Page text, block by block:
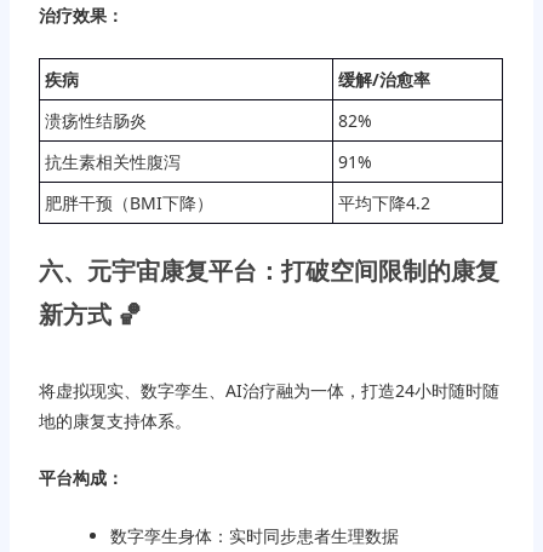
治疗效果：
疾病
缓解/治愈率
溃疡性结肠炎
82%
抗生素相关性腹泻
91%
肥胖干预（BMI下降）
平均下降4.2
六、元宇宙康复平台：打破空间限制的康复
新方式 🏀
将虚拟现实、数字孪生、AI治疗融为一体，打造24小时随时随
地的康复支持体系。
平台构成：
数字孪生身体：实时同步患者生理数据